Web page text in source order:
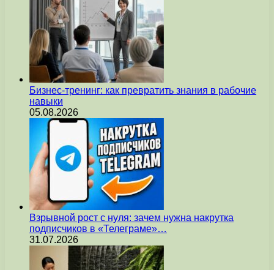
Бизнес-тренинг: как превратить знания в рабочие
навыки
05.08.2026
Взрывной рост с нуля: зачем нужна накрутка
подписчиков в «Телеграме»…
31.07.2026